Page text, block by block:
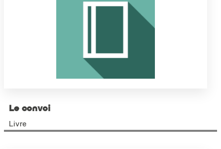
Le convoi
Livre